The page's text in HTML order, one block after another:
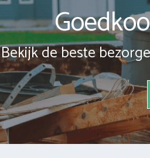
Bekijk de beste